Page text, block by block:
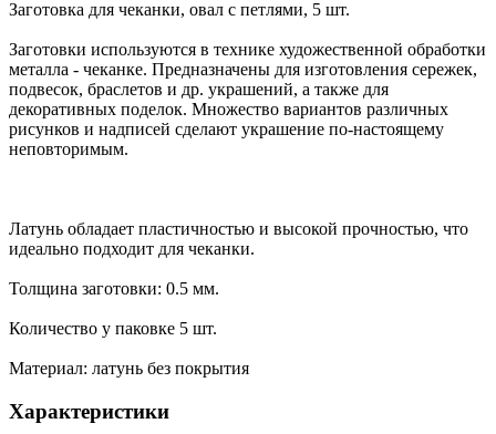
Заготовка для чеканки, овал с петлями, 5 шт.
Заготовки используются в технике художественной обработки
металла - чеканке. Предназначены для изготовления сережек,
подвесок, браслетов и др. украшений, а также для
декоративных поделок. Множество вариантов различных
рисунков и надписей сделают украшение по-настоящему
неповторимым.
Латунь обладает пластичностью и высокой прочностью, что
идеально подходит для чеканки.
Толщина заготовки: 0.5 мм.
Количество у паковке 5 шт.
Материал: латунь без покрытия
Характеристики